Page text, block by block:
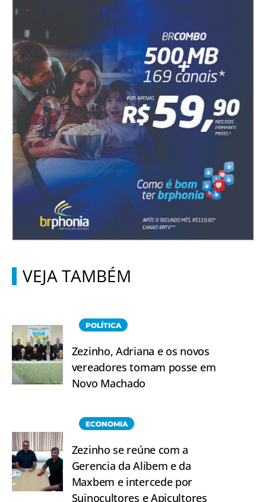
VEJA TAMBÉM
POLÍTICA
Zezinho, Adriana e os novos
vereadores tomam posse em
Novo Machado
ECONOMIA
Zezinho se reúne com a
Gerencia da Alibem e da
Maxbem e intercede por
Suinocultores e Apicultores